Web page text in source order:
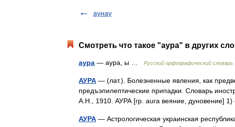
аунау
Смотреть что такое "аура" в других
аура — аура, ы … Русский орфографический словарь
АУРА — (лат.). Болезненные явления, как
предъэпилептические припадки. Словарь
А.Н., 1910. АУРА [гр. aura веяние, дуновение]
АУРА — Астрологическая украинская